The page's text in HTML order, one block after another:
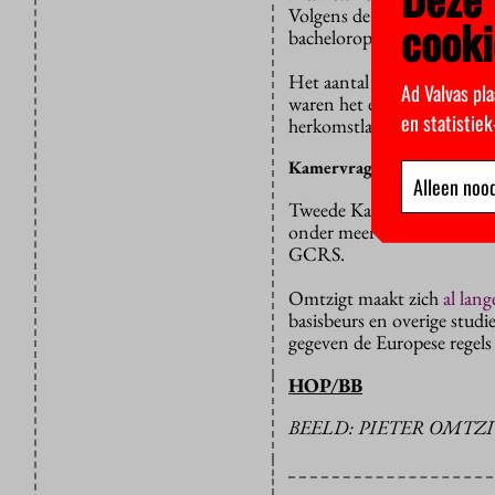
Volgens de laatste cijfers
bacheloropleiding volgen.
Het aantal Roemeense
waren het er nog maar
herkomstlanden.
Kamervragen
Tweede Kamerlid Pieter
onder meer weten
GCRS.
Omtzigt maakt zichal
basisbeurs en overige
gegeven de Europese
HOP/BB
BEELD: PIETER
Ad Valvas
en
Alleen